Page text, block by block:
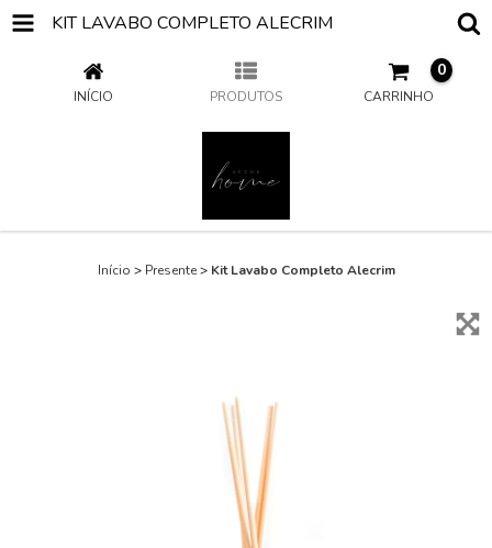
KIT LAVABO COMPLETO ALECRIM
INÍCIO PRODUTOS CARRINHO
0
Início > Presente > Kit Lavabo Completo Alecrim